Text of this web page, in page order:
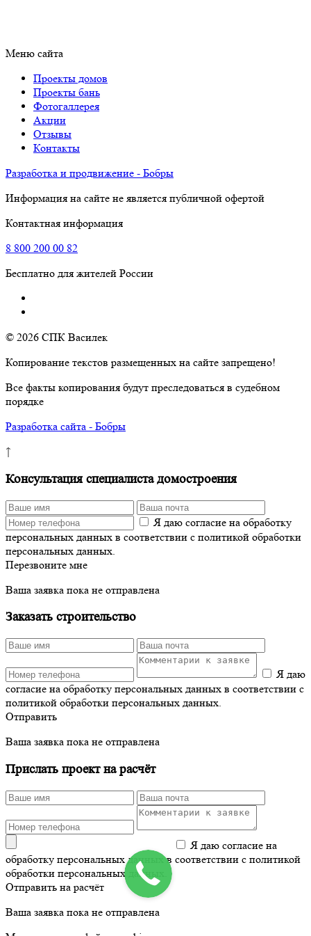
Меню сайта
Проекты домов
Проекты бань
Фотогаллерея
Акции
Отзывы
Контакты
Разработка и продвижение - Бобры
Информация на сайте не является публичной офертой
Контактная информация
8 800 200 00 82
Бесплатно для жителей России
© 2026 СПК Василек
Копирование текстов размещенных на сайте запрещено!
Все факты копирования будут преследоваться в судебном
порядке
Разработка сайта - Бобры
↑
Консультация специалиста домостроения
Я даю согласие на обработку
персональных данных в соответствии с политикой обработки
персональных данных.
Перезвоните мне
Ваша заявка пока не отправлена
Заказать строительство
Я даю
согласие на обработку персональных данных в соответствии с
политикой обработки персональных данных.
Отправить
Ваша заявка пока не отправлена
Прислать проект на расчёт
Я даю согласие на
обработку персональных данных в соответствии с политикой
обработки персональных данных.
Отправить на расчёт
Ваша заявка пока не отправлена